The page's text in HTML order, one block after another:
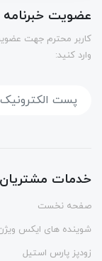
عضویت خبرنامه
كاربر محترم جهت
وارد کنید:
خدمات مشتریان
صفحه نخست
شوینده های ایکس
زودپز پارس استیل